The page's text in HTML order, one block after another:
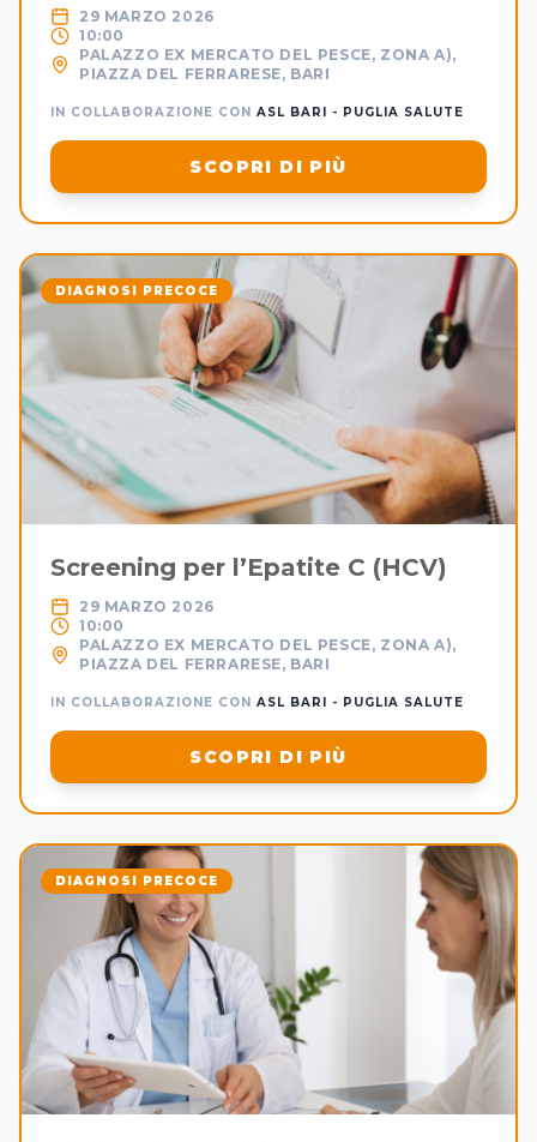
29 MARZO 2026
10:00
PALAZZO EX MERCATO DEL PESCE, ZONA A),
PIAZZA DEL FERRARESE, BARI
IN COLLABORAZIONE CON ASL BARI - PUGLIA SALUTE
SCOPRI DI PIÙ
DIAGNOSI PRECOCE
Screening per l’Epatite C (HCV)
29 MARZO 2026
10:00
PALAZZO EX MERCATO DEL PESCE, ZONA A),
PIAZZA DEL FERRARESE, BARI
IN COLLABORAZIONE CON ASL BARI - PUGLIA SALUTE
SCOPRI DI PIÙ
DIAGNOSI PRECOCE